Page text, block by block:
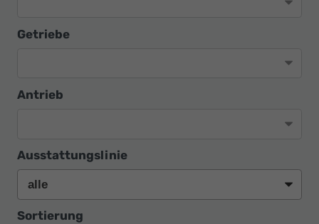
Getriebe
Antrieb
Ausstattungslinie
Sortierung